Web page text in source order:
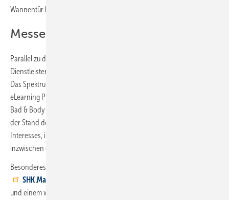
Wannentür beleuchtet.
Messe als Marktplatz für Ideen
Parallel zu den Vorträgen präsentierten 25 Lieferantenpartner und
Dienstleister auf einer Messe ihre Produktneuheiten und Lösungen.
Das Spektrum reichte von der KI-Telefonassistenz
eLearning Plus für digitales Onboarding bis hin zum MHK Franchise
Bad & Body für die einfache und schnelle Badmodernisierung. Auch
der Stand der Next Generation Akademie erfreute sich großen
Interesses, insbesondere bei ehemaligen Absolventen, die
inzwischen eigene Betriebe führen.
Besonderes Interesse galt dem digitalen Bestellportal
SHK.Market
und einem wachsenden Sortiment präsentierte. Die proBAD